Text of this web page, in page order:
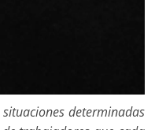
determinadas